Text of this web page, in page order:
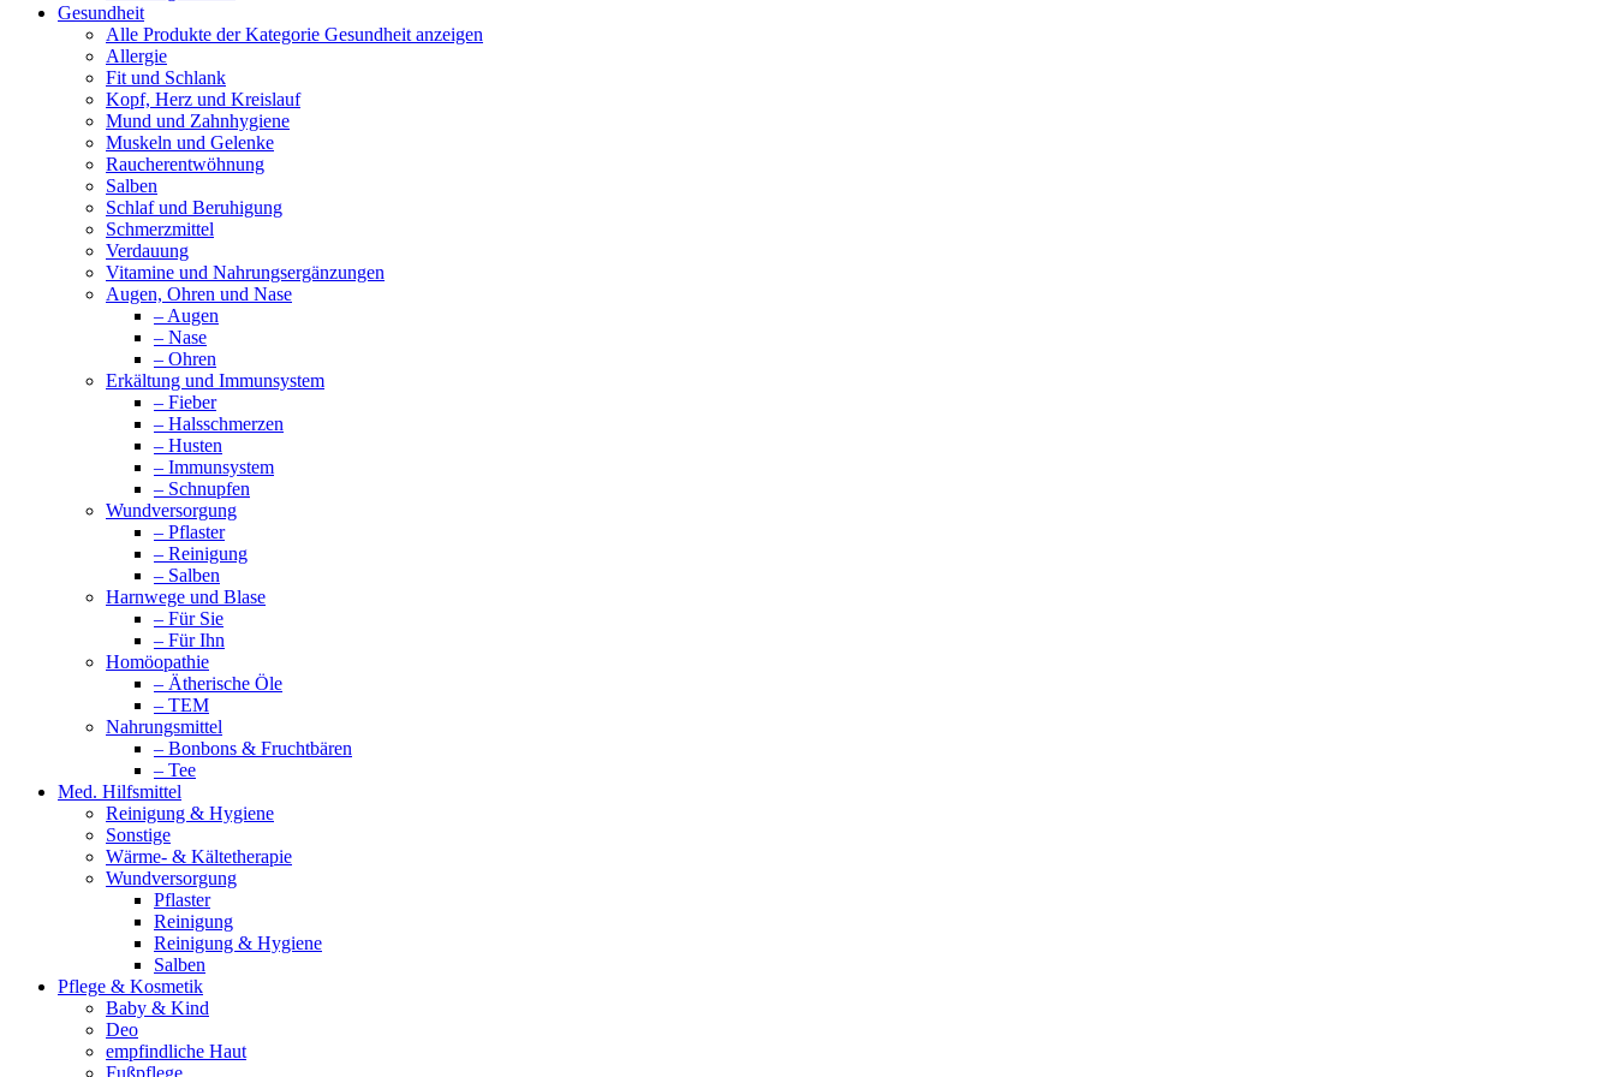
Gesundheit
Alle Produkte der Kategorie Gesundheit anzeigen
Allergie
Fit und Schlank
Kopf, Herz und Kreislauf
Mund und Zahnhygiene
Muskeln und Gelenke
Raucherentwöhnung
Salben
Schlaf und Beruhigung
Schmerzmittel
Verdauung
Vitamine und Nahrungsergänzungen
Augen, Ohren und Nase
– Augen
– Nase
– Ohren
Erkältung und Immunsystem
– Fieber
– Halsschmerzen
– Husten
– Immunsystem
– Schnupfen
Wundversorgung
– Pflaster
– Reinigung
– Salben
Harnwege und Blase
– Für Sie
– Für Ihn
Homöopathie
– Ätherische Öle
– TEM
Nahrungsmittel
– Bonbons & Fruchtbären
– Tee
Med. Hilfsmittel
Reinigung & Hygiene
Sonstige
Wärme- & Kältetherapie
Wundversorgung
Pflaster
Reinigung
Reinigung & Hygiene
Salben
Pflege & Kosmetik
Baby & Kind
Deo
empfindliche Haut
Fußpflege